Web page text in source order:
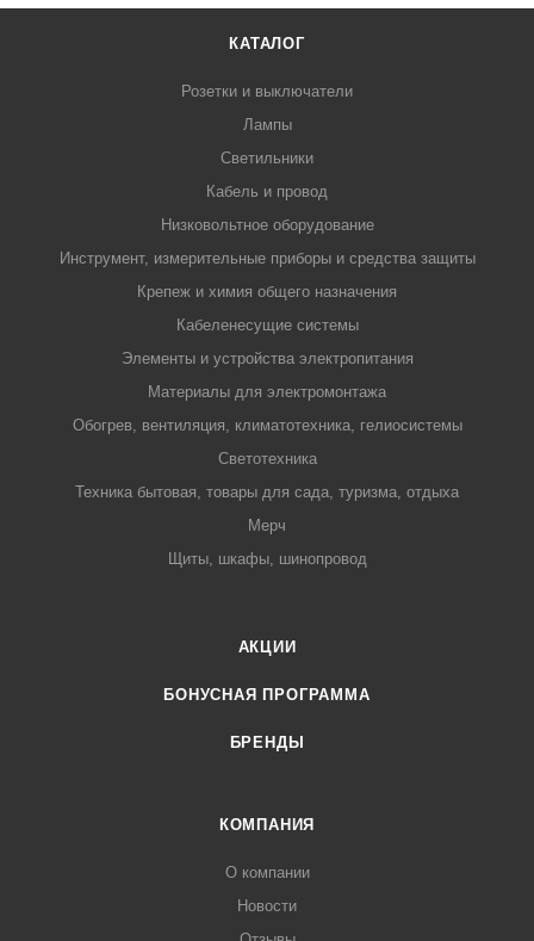
КАТАЛОГ
Розетки и выключатели
Лампы
Светильники
Кабель и провод
Низковольтное оборудование
Инструмент, измерительные приборы и средства защиты
Крепеж и химия общего назначения
Кабеленесущие системы
Элементы и устройства электропитания
Материалы для электромонтажа
Обогрев, вентиляция, климатотехника, гелиосистемы
Светотехника
Техника бытовая, товары для сада, туризма, отдыха
Мерч
Щиты, шкафы, шинопровод
АКЦИИ
БОНУСНАЯ ПРОГРАММА
БРЕНДЫ
КОМПАНИЯ
О компании
Новости